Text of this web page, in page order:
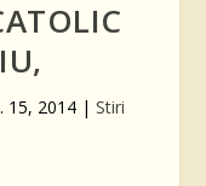
15, 2014| Stiri